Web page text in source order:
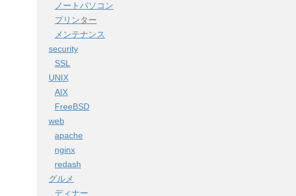
ノートパソコン
プリンター
メンテナンス
security
SSL
UNIX
AIX
FreeBSD
web
apache
nginx
redash
グルメ
ディナー